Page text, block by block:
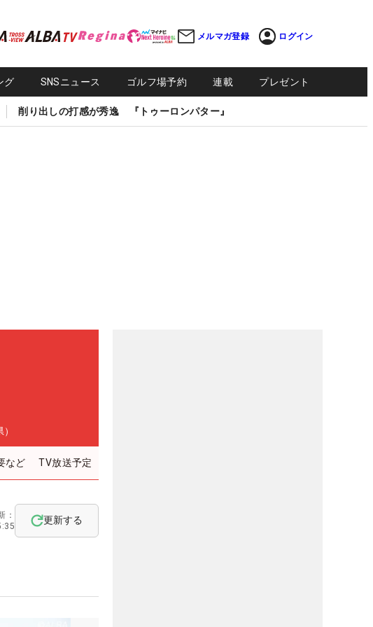
メルマガ登録 ログイン
グ SNSニュース ゴルフ場予約 連載 プレゼント
削り出しの打感が秀逸 『トゥーロンパター』
など TV放送予定
：
更新する